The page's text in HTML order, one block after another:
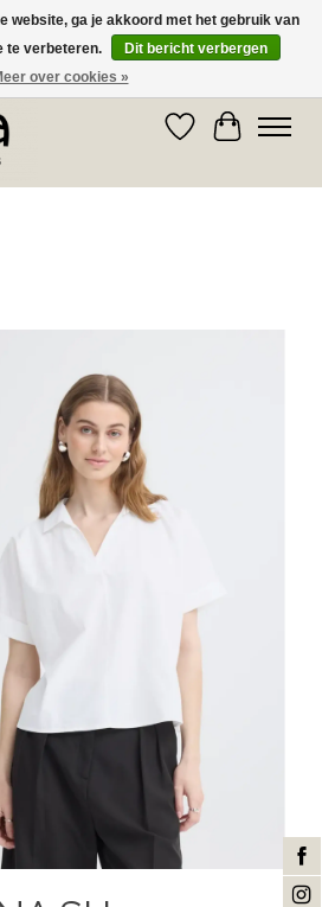
EN GRATIS VERZENDING VANAF € 75,00
Verlanglijst
website, ga je akkoord met het gebruik van
te verbeteren.
Dit bericht verbergen
over cookies »